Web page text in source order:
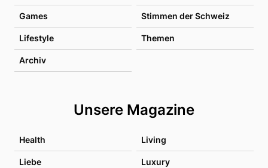
Games Stimmen der Schweiz
Lifestyle Themen
Archiv
Unsere Magazine
Health Living
Liebe Luxury